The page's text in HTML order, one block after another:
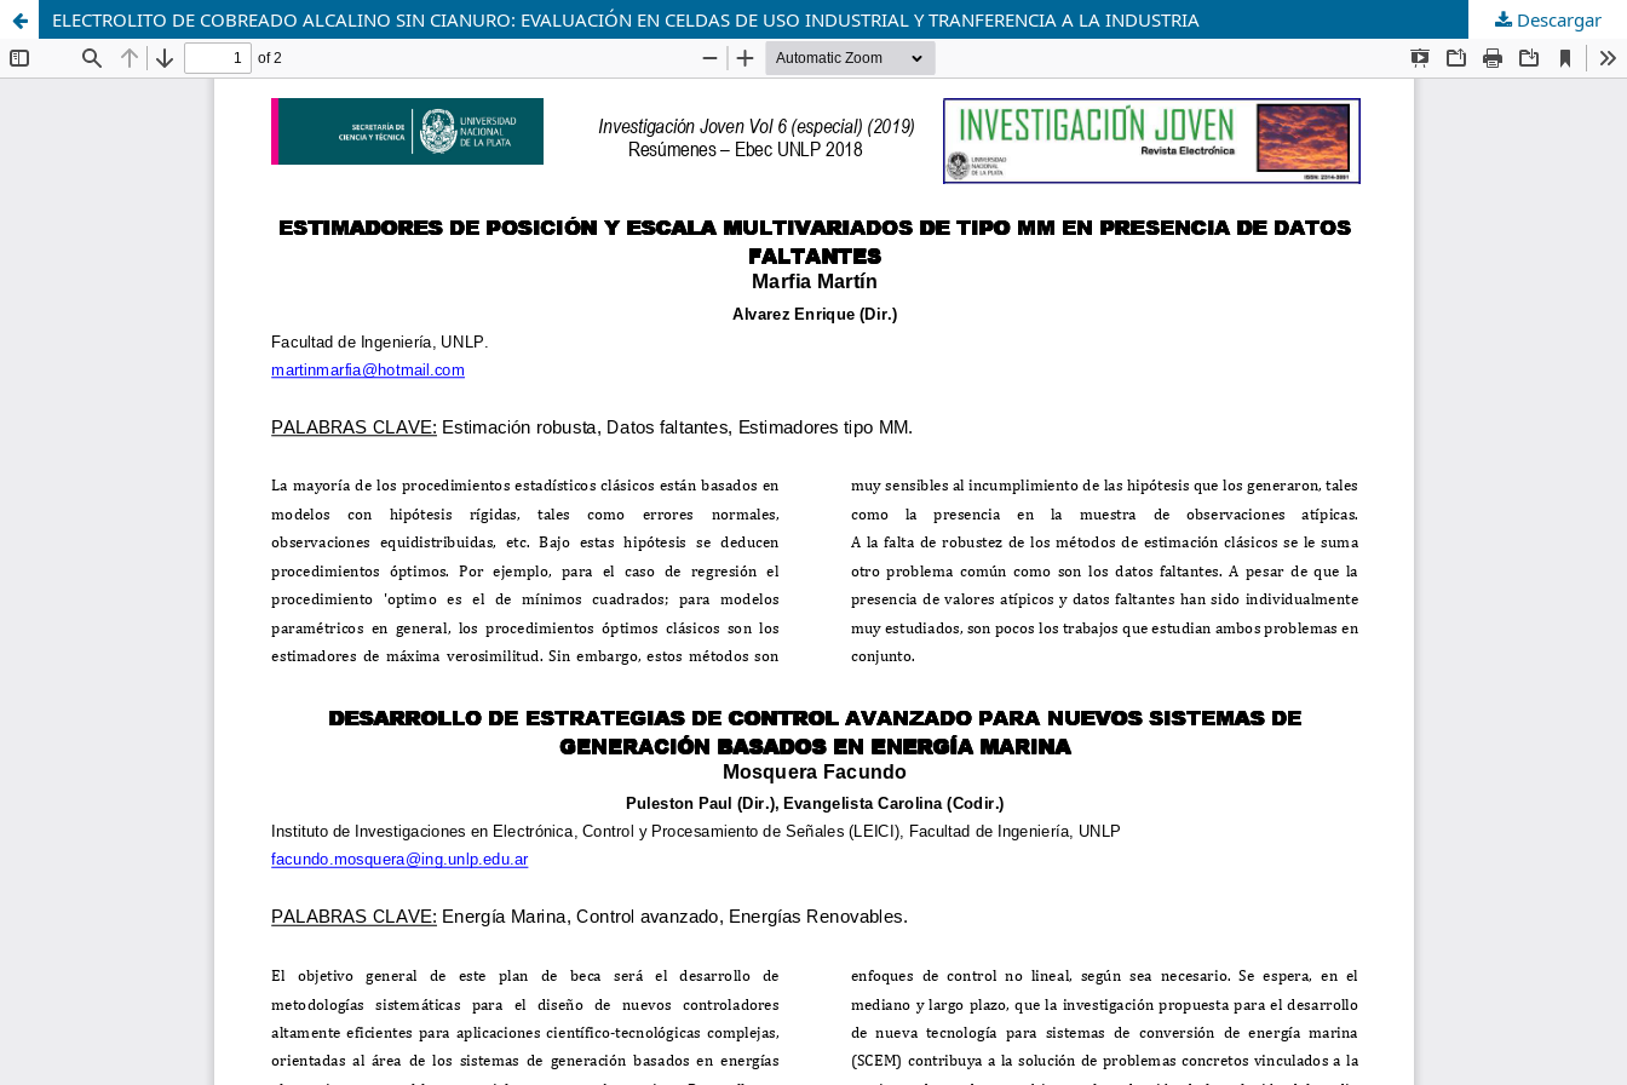
ELECTROLITO DE COBREADO ALCALINO SIN CIANURO: EVALUACIÓN EN CELDAS DE USO INDUSTRIAL Y TRANFERENCIA A LA INDUSTRIA Descargar